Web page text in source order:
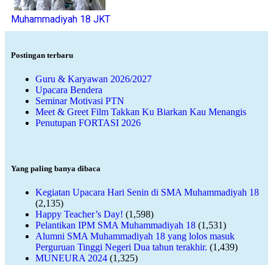
Muhammadiyah 18 JKT
Postingan terbaru
Guru & Karyawan 2026/2027
Upacara Bendera
Seminar Motivasi PTN
Meet & Greet Film Takkan Ku Biarkan Kau Menangis
Penutupan FORTASI 2026
Yang paling banya dibaca
Kegiatan Upacara Hari Senin di SMA Muhammadiyah 18
(2,135)
Happy Teacher’s Day! (1,598)
Pelantikan IPM SMA Muhammadiyah 18 (1,531)
Alumni SMA Muhammadiyah 18 yang lolos masuk
Perguruan Tinggi Negeri Dua tahun terakhir. (1,439)
MUNEURA 2024 (1,325)